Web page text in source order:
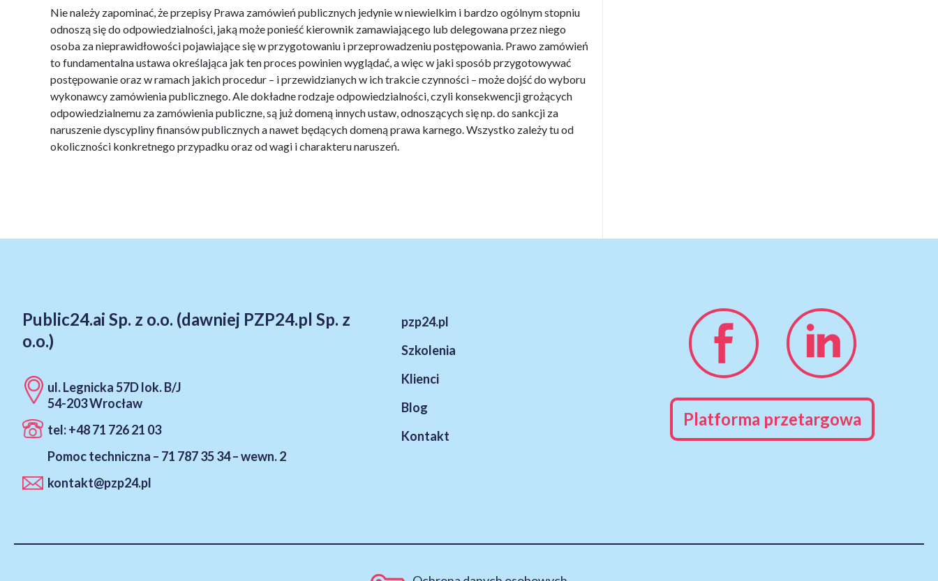
Nie należy zapominać, że przepisy Prawa zamówień publicznych jedynie w niewielkim i bardzo ogólnym stopniu
odnoszą się do odpowiedzialności, jaką może ponieść kierownik zamawiającego lub delegowana przez niego
osoba za nieprawidłowości pojawiające się w przygotowaniu i przeprowadzeniu postępowania. Prawo zamówień
to fundamentalna ustawa określająca jak ten proces powinien wyglądać, a więc w jaki sposób przygotowywać
postępowanie oraz w ramach jakich procedur – i przewidzianych w ich trakcie czynności – może dojść do wyboru
wykonawcy zamówienia publicznego. Ale dokładne rodzaje odpowiedzialności, czyli konsekwencji grożących
odpowiedzialnemu za zamówienia publiczne, są już domeną innych ustaw, odnoszących się np. do sankcji za
naruszenie dyscypliny finansów publicznych a nawet będących domeną prawa karnego. Wszystko zależy tu od
okoliczności konkretnego przypadku oraz od wagi i charakteru naruszeń.
Public24.ai Sp. z o.o. (dawniej PZP24.pl Sp. z
o.o.)
ul. Legnicka 57D lok. B/J
54-203 Wrocław
tel: +48 71 726 21 03
Pomoc techniczna – 71 787 35 34 – wewn. 2
kontakt@pzp24.pl
pzp24.pl
Szkolenia
Klienci
Blog
Kontakt
LinkedIn
Platforma przetargowa